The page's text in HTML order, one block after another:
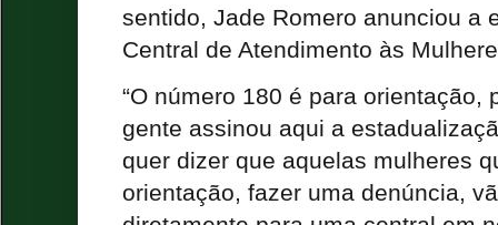
sentido, Jade Romero anunciou a
Central de Atendimento às
“O número 180 é para orientação,
gente assinou aqui a
quer dizer que aquelas mulheres
orientação, fazer uma denúncia,